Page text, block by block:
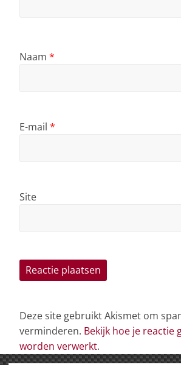
Naam *
E-mail *
Site
Deze site gebruikt Akismet om
verminderen. Bekijk hoe je reactie
worden verwerkt.